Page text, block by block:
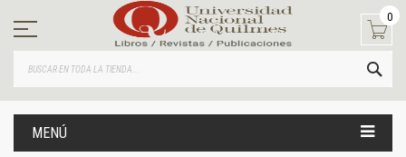
contenido
0
MENÚ